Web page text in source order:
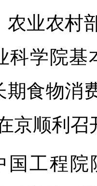
农业农村
科学院基
期食物消
京顺利召
国工程